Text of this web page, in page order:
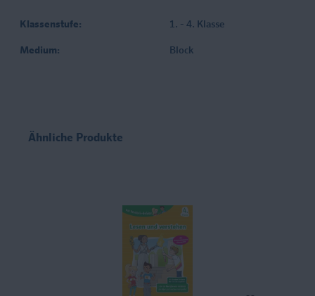
Klassenstufe: 1. - 4. Klasse
Medium: Block
Ähnliche Produkte